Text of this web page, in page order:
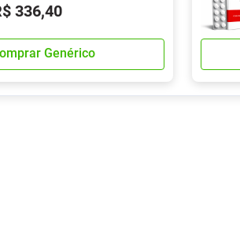
336,40
Genérico